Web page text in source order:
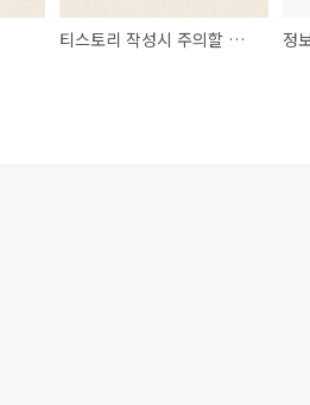
티스토리 작성시 주의할 점, 티스토리 저품 탈출